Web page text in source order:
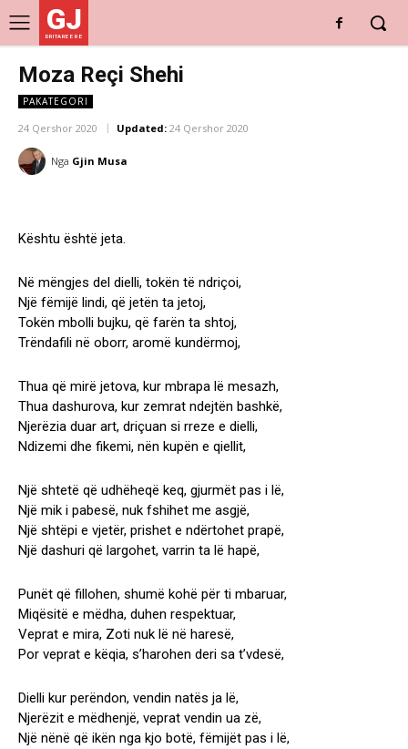
GJ
DRITARE E RE
Moza Reçi Shehi
PAKATEGORI
24 Qershor 2020 Updated: 24 Qershor 2020
Nga Gjin Musa
Kështu është jeta.
Në mëngjes del dielli, tokën të ndriçoi,
Një fëmijë lindi, që jetën ta jetoj,
Tokën mbolli bujku, që farën ta shtoj,
Trëndafili në oborr, aromë kundërmoj,
Thua që mirë jetova, kur mbrapa lë mesazh,
Thua dashurova, kur zemrat ndejtën bashkë,
Njerëzia duar art, driçuan si rreze e dielli,
Ndizemi dhe fikemi, nën kupën e qiellit,
Një shtetë që udhëheqë keq, gjurmët pas i lë,
Një mik i pabesë, nuk fshihet me asgjë,
Një shtëpi e vjetër, prishet e ndërtohet prapë,
Një dashuri që largohet, varrin ta lë hapë,
Punët që fillohen, shumë kohë për ti mbaruar,
Miqësitë e mëdha, duhen respektuar,
Veprat e mira, Zoti nuk lë në haresë,
Por veprat e këqia, s’harohen deri sa t’vdesë,
Dielli kur perëndon, vendin natës ja lë,
Njerëzit e mëdhenjë, veprat vendin ua zë,
Një nënë që ikën nga kjo botë, fëmijët pas i lë,